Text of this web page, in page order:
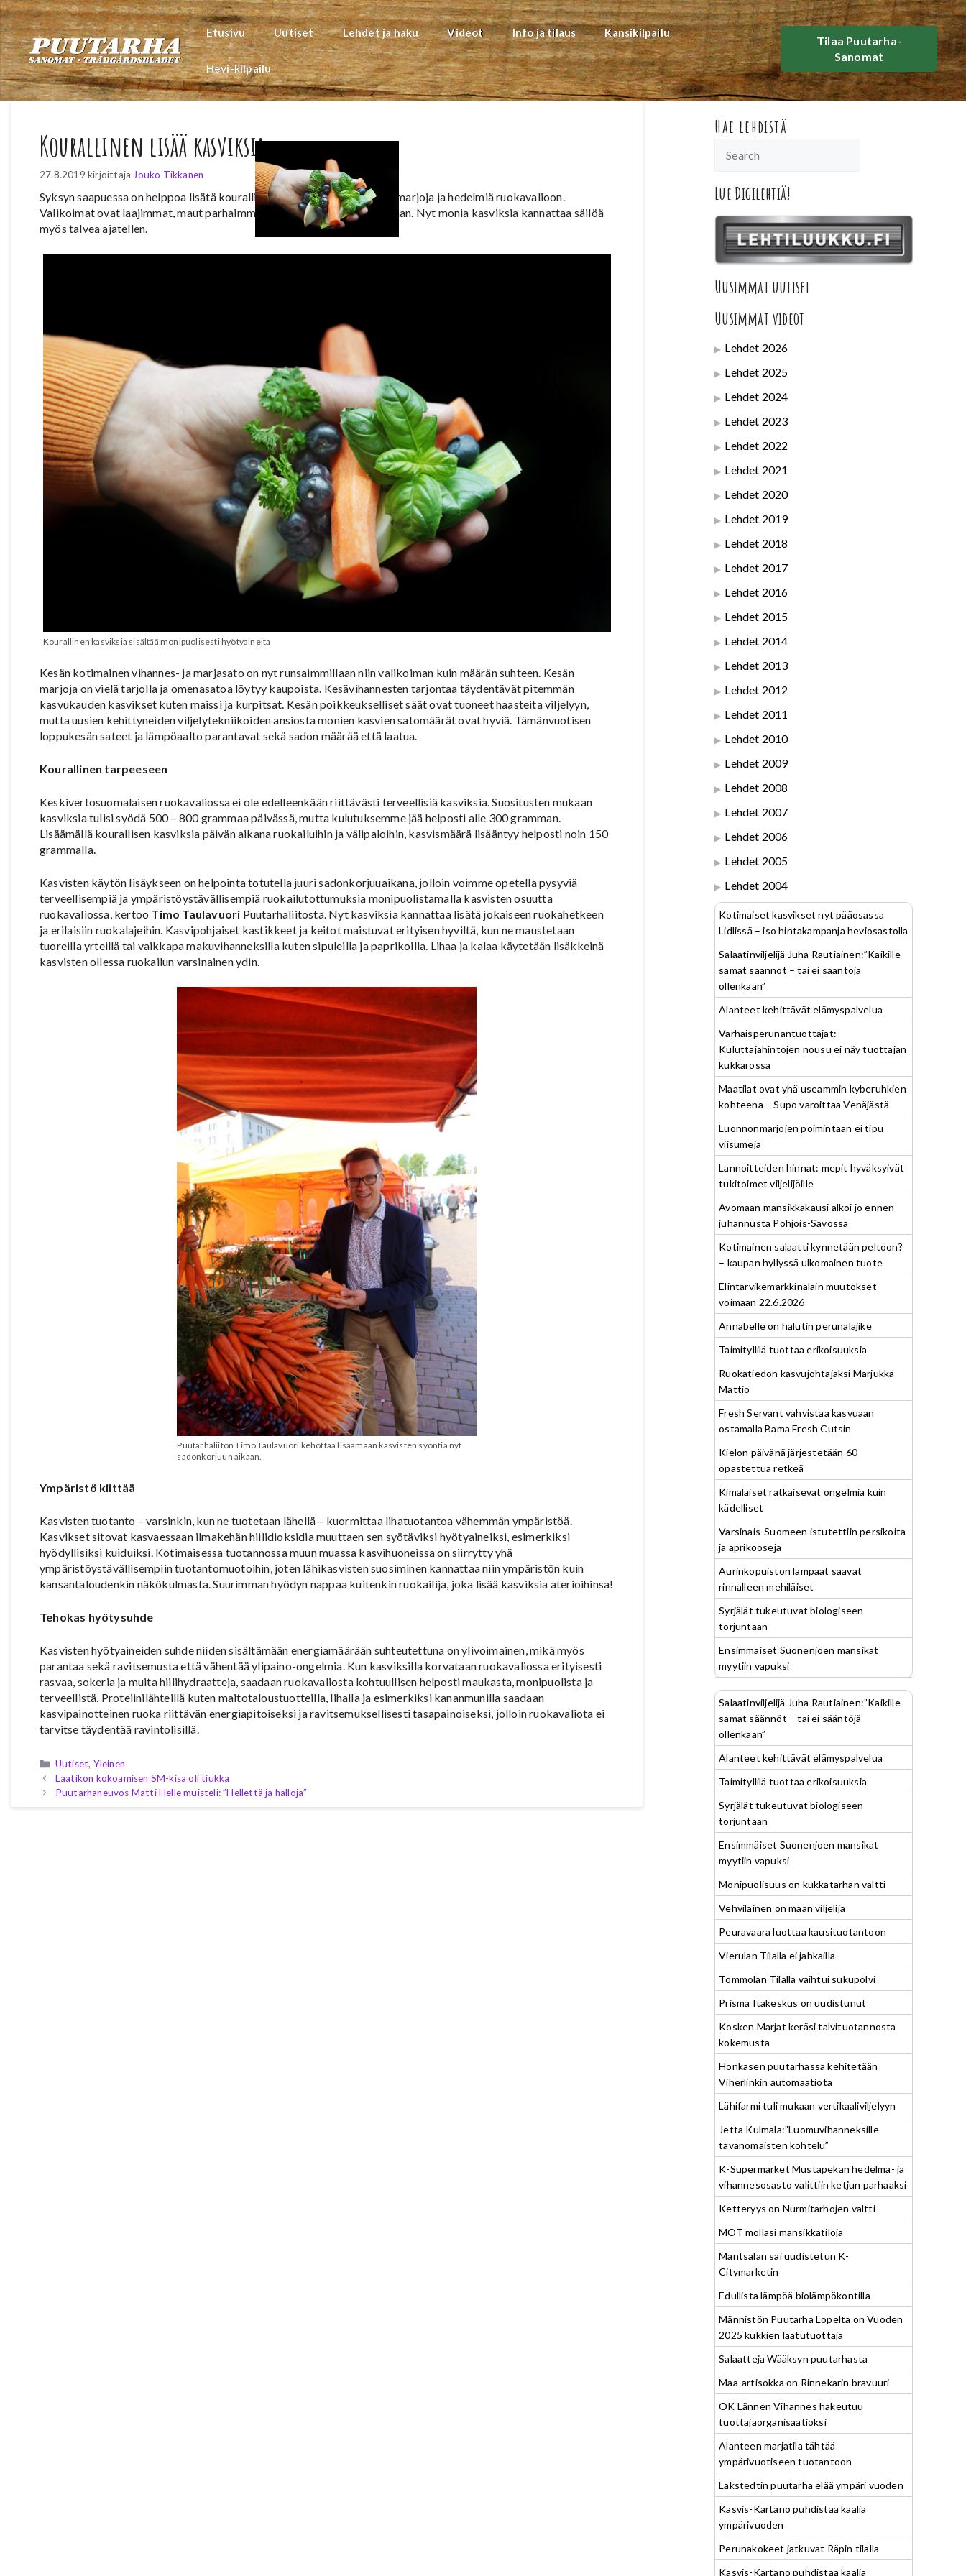
Siirry
sisältöön
Etusivu Uutiset Lehdet ja haku Videot Info ja tilaus Kansikilpailu
Hevi-kilpailu
Tilaa Puutarha-
Sanomat
Kourallinen lisää kasviksia
27.8.2019 kirjoittaja Jouko Tikkanen
Syksyn saapuessa on helppoa lisätä kourallinen kotimaisia vihanneksia, marjoja ja hedelmiä ruokavalioon.
Valikoimat ovat laajimmat, maut parhaimmillaan ja myös hinnat kohdillaan. Nyt monia kasviksia kannattaa säilöä
myös talvea ajatellen.
Kourallinen kasviksia sisältää monipuolisesti hyötyaineita
Kesän kotimainen vihannes- ja marjasato on nyt runsaimmillaan niin valikoiman kuin määrän suhteen. Kesän
marjoja on vielä tarjolla ja omenasatoa löytyy kaupoista. Kesävihannesten tarjontaa täydentävät pitemmän
kasvukauden kasvikset kuten maissi ja kurpitsat. Kesän poikkeukselliset säät ovat tuoneet haasteita viljelyyn,
mutta uusien kehittyneiden viljelytekniikoiden ansiosta monien kasvien satomäärät ovat hyviä. Tämänvuotisen
loppukesän sateet ja lämpöaalto parantavat sekä sadon määrää että laatua.
Kourallinen tarpeeseen
Keskivertosuomalaisen ruokavaliossa ei ole edelleenkään riittävästi terveellisiä kasviksia. Suositusten mukaan
kasviksia tulisi syödä 500 – 800 grammaa päivässä, mutta kulutuksemme jää helposti alle 300 gramman.
Lisäämällä kourallisen kasviksia päivän aikana ruokailuihin ja välipaloihin, kasvismäärä lisääntyy helposti noin 150
grammalla.
Kasvisten käytön lisäykseen on helpointa totutella juuri sadonkorjuuaikana, jolloin voimme opetella pysyviä
terveellisempiä ja ympäristöystävällisempiä ruokailutottumuksia monipuolistamalla kasvisten osuutta
ruokavaliossa, kertoo Timo Taulavuori Puutarhaliitosta. Nyt kasviksia kannattaa lisätä jokaiseen ruokahetkeen
ja erilaisiin ruokalajeihin. Kasvipohjaiset kastikkeet ja keitot maistuvat erityisen hyviltä, kun ne maustetaan
tuoreilla yrteillä tai vaikkapa makuvihanneksilla kuten sipuleilla ja paprikoilla. Lihaa ja kalaa käytetään lisäkkeinä
kasvisten ollessa ruokailun varsinainen ydin.
Puutarhaliiton Timo Taulavuori kehottaa lisäämään kasvisten syöntiä nyt
sadonkorjuun aikaan.
Ympäristö kiittää
Kasvisten tuotanto – varsinkin, kun ne tuotetaan lähellä – kuormittaa lihatuotantoa vähemmän ympäristöä.
Kasvikset sitovat kasvaessaan ilmakehän hiilidioksidia muuttaen sen syötäviksi hyötyaineiksi, esimerkiksi
hyödyllisiksi kuiduiksi. Kotimaisessa tuotannossa muun muassa kasvihuoneissa on siirrytty yhä
ympäristöystävällisempiin tuotantomuotoihin, joten lähikasvisten suosiminen kannattaa niin ympäristön kuin
kansantaloudenkin näkökulmasta. Suurimman hyödyn nappaa kuitenkin ruokailija, joka lisää kasviksia aterioihinsa!
Tehokas hyötysuhde
Kasvisten hyötyaineiden suhde niiden sisältämään energiamäärään suhteutettuna on ylivoimainen, mikä myös
parantaa sekä ravitsemusta että vähentää ylipaino-ongelmia. Kun kasviksilla korvataan ruokavaliossa erityisesti
rasvaa, sokeria ja muita hiilihydraatteja, saadaan ruokavaliosta kohtuullisen helposti maukasta, monipuolista ja
terveellistä. Proteiinilähteillä kuten maitotaloustuotteilla, lihalla ja esimerkiksi kananmunilla saadaan
kasvipainotteinen ruoka riittävän energiapitoiseksi ja ravitsemuksellisesti tasapainoiseksi, jolloin ruokavaliota ei
tarvitse täydentää ravintolisillä.
Kategoriat
Uutiset, Yleinen
Laatikon kokoamisen SM-kisa oli tiukka
Puutarhaneuvos Matti Helle muisteli: ”Hellettä ja halloja”
Hae lehdistä
Lue Digilehtiä!
Uusimmat uutiset
Uusimmat videot
Lehdet 2026
Lehdet 2025
Lehdet 2024
Lehdet 2023
Lehdet 2022
Lehdet 2021
Lehdet 2020
Lehdet 2019
Lehdet 2018
Lehdet 2017
Lehdet 2016
Lehdet 2015
Lehdet 2014
Lehdet 2013
Lehdet 2012
Lehdet 2011
Lehdet 2010
Lehdet 2009
Lehdet 2008
Lehdet 2007
Lehdet 2006
Lehdet 2005
Lehdet 2004
Kotimaiset kasvikset nyt pääosassa
Lidlissä – iso hintakampanja heviosastolla
Salaatinviljelijä Juha Rautiainen:”Kaikille
samat säännöt – tai ei sääntöjä
ollenkaan”
Alanteet kehittävät elämyspalvelua
Varhaisperunantuottajat:
Kuluttajahintojen nousu ei näy tuottajan
kukkarossa
Maatilat ovat yhä useammin kyberuhkien
kohteena – Supo varoittaa Venäjästä
Luonnonmarjojen poimintaan ei tipu
viisumeja
Lannoitteiden hinnat: mepit hyväksyivät
tukitoimet viljelijöille
Avomaan mansikkakausi alkoi jo ennen
juhannusta Pohjois-Savossa
Kotimainen salaatti kynnetään peltoon?
– kaupan hyllyssä ulkomainen tuote
Elintarvikemarkkinalain muutokset
voimaan 22.6.2026
Annabelle on halutin perunalajike
Taimityllilä tuottaa erikoisuuksia
Ruokatiedon kasvujohtajaksi Marjukka
Mattio
Fresh Servant vahvistaa kasvuaan
ostamalla Bama Fresh Cutsin
Kielon päivänä järjestetään 60
opastettua retkeä
Kimalaiset ratkaisevat ongelmia kuin
kädelliset
Varsinais-Suomeen istutettiin persikoita
ja aprikooseja
Aurinkopuiston lampaat saavat
rinnalleen mehiläiset
Syrjälät tukeutuvat biologiseen
torjuntaan
Ensimmäiset Suonenjoen mansikat
myytiin vapuksi
Salaatinviljelijä Juha Rautiainen:”Kaikille
samat säännöt – tai ei sääntöjä
ollenkaan”
Alanteet kehittävät elämyspalvelua
Taimityllilä tuottaa erikoisuuksia
Syrjälät tukeutuvat biologiseen
torjuntaan
Ensimmäiset Suonenjoen mansikat
myytiin vapuksi
Monipuolisuus on kukkatarhan valtti
Vehviläinen on maan viljelijä
Peuravaara luottaa kausituotantoon
Vierulan Tilalla ei jahkailla
Tommolan Tilalla vaihtui sukupolvi
Prisma Itäkeskus on uudistunut
Kosken Marjat keräsi talvituotannosta
kokemusta
Honkasen puutarhassa kehitetään
Viherlinkin automaatiota
Lähifarmi tuli mukaan vertikaaliviljelyyn
Jetta Kulmala:”Luomuvihanneksille
tavanomaisten kohtelu”
K-Supermarket Mustapekan hedelmä- ja
vihannesosasto valittiin ketjun parhaaksi
Ketteryys on Nurmitarhojen valtti
MOT mollasi mansikkatiloja
Mäntsälän sai uudistetun K-
Citymarketin
Edullista lämpöä biolämpökontilla
Männistön Puutarha Lopelta on Vuoden
2025 kukkien laatutuottaja
Salaatteja Wääksyn puutarhasta
Maa-artisokka on Rinnekarin bravuuri
OK Lännen Vihannes hakeutuu
tuottajaorganisaatioksi
Alanteen marjatila tähtää
ympärivuotiseen tuotantoon
Lakstedtin puutarha elää ympäri vuoden
Kasvis-Kartano puhdistaa kaalia
ympärivuoden
Perunakokeet jatkuvat Räpin tilalla
Kasvis-Kartano puhdistaa kaalia